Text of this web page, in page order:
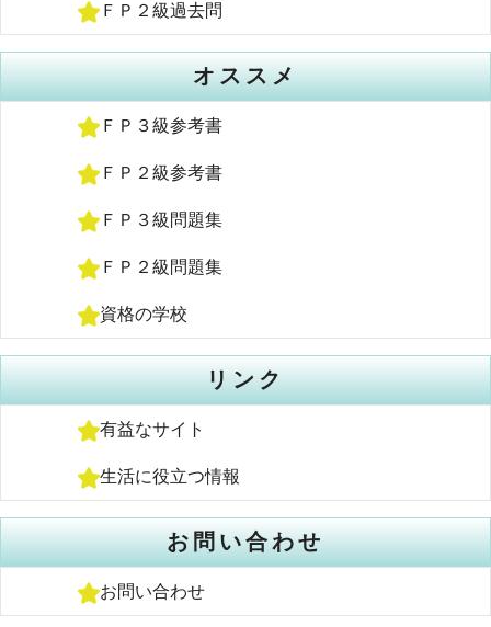
ＦＰ２級過去問
オススメ
ＦＰ３級参考書
ＦＰ２級参考書
ＦＰ３級問題集
ＦＰ２級問題集
資格の学校
リンク
有益なサイト
生活に役立つ情報
お問い合わせ
お問い合わせ